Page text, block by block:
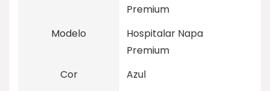
Premium
Modelo
Hospitalar Napa
Premium
Cor
Azul